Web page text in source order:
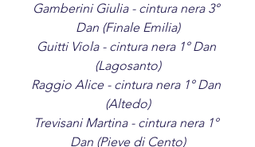
Gamberini Giulia - cintura nera 3°
Dan (Finale Emilia)
Guitti Viola - cintura nera 1° Dan
(Lagosanto)
Raggio Alice - cintura nera 1° Dan
(Altedo)
Trevisani Martina - cintura nera 1°
Dan (Pieve di Cento)